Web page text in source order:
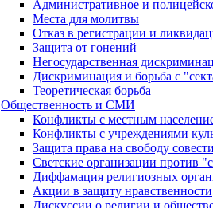
Административное и
Места для молитвы
Отказ в регистрации и
Защита от гонений
Негосударственная
Дискриминация и борьба с
Теоретическая борьба
Общественность и СМИ
Конфликты с местным
Конфликты с учреждениями
Защита права на свободу совести
Светские организации против
Диффамация религиозных
Акции в защиту нравственности